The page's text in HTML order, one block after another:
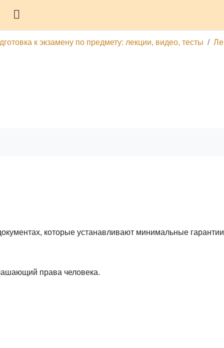
к экзамену по предмету: лекции, видео, тесты
которые устанавливают минимальные
права человека.